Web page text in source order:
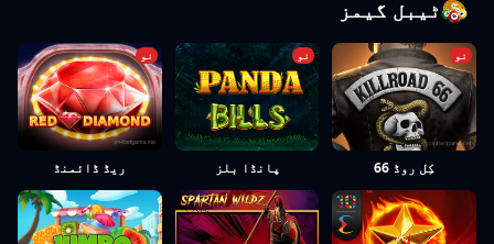
ٹیبل گیمز
کِل روڈ 66
نو
پانڈا بلز
نو
ریڈ ڈائمنڈ
نو